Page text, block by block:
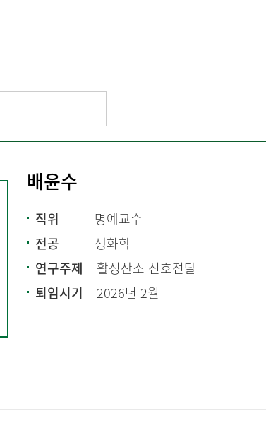
배윤수
직위
명예교수
전공
생화학
연구주제
활성산소 신호전달
퇴임시기
2026년 2월